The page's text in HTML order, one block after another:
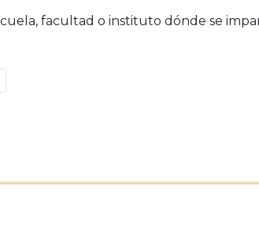
facultad o instituto dónde se